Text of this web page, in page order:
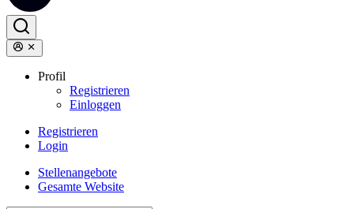
Profil
Registrieren
Einloggen
Registrieren
Login
Stellenangebote
Gesamte Website